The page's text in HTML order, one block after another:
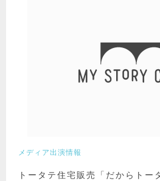
トータテ住宅販売「だからトー
メディア出演情報